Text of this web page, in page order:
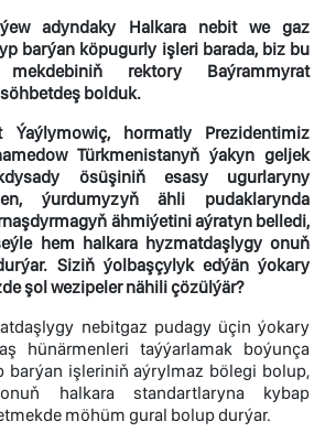
adyndaky Halkara nebit we gaz
barýan köpugurly işleri barada, biz bu
rektory Baýrammyrat
söhbetdeş bolduk.
hormatly Prezidentimiz
Türkmenistanyň ýakyn geljek
ösüşiniň esasy ugurlaryny
ýurdumyzyň ähli pudaklarynda
ähmiýetini aýratyn belledi,
hem halkara hyzmatdaşlygy onuň
Siziň ýolbaşçylyk edýän ýokary
şol wezipeler nähili çözülýär?
nebitgaz pudagy üçin ýokary
hünärmenleri taýýarlamak boýunça
barýan işleriniň aýrylmaz bölegi bolup,
halkara standartlaryna kybap
möhüm gural bolup durýar.